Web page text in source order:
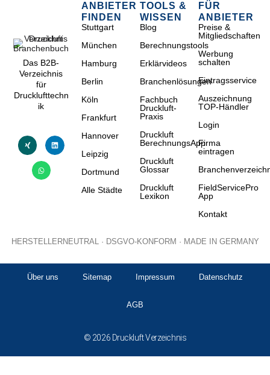
Das B2B-
Verzeichnis
für
Drucklufttechn
ik
ANBIETER
FINDEN
Stuttgart
München
Hamburg
Berlin
Köln
Frankfurt
Hannover
Leipzig
Dortmund
Alle Städte
TOOLS &
WISSEN
Blog
Berechnungstools
Erklärvideos
Branchenlösungen
Fachbuch
Druckluft-
Praxis
Druckluft
BerechnungsApp
Druckluft
Glossar
Druckluft
Lexikon
FÜR
ANBIETER
Preise &
Mitgliedschaften
Werbung
schalten
Eintragsservice
Auszeichnung
TOP-Händler
Login
Firma
eintragen
FieldServicePro
App
Kontakt
HERSTELLERNEUTRAL · DSGVO-KONFORM · MADE IN GERMANY
© 2026 Druckluft Verzeichnis
Über uns Sitemap Impressum Datenschutz
AGB